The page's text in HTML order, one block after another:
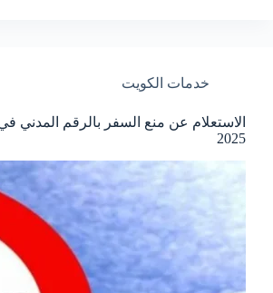
خدمات الكويت
الاستعلام عن منع السفر بالرقم المدني
2025